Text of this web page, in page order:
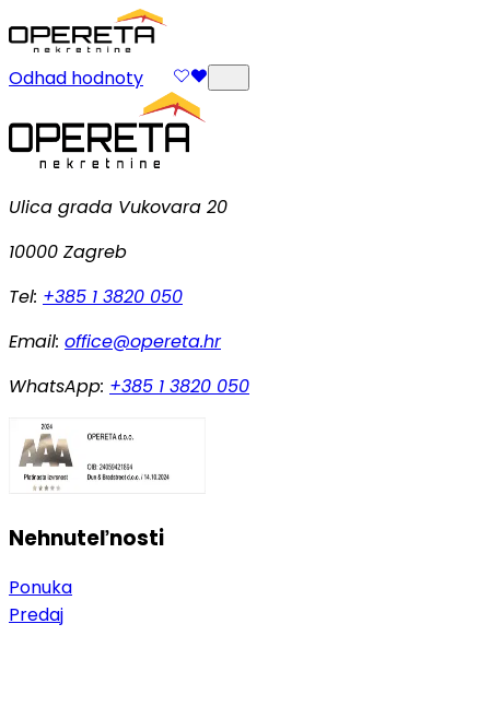
Odhad hodnoty
Ulica grada Vukovara 20
10000 Zagreb
Tel: +385 1 3820 050
Email: office@opereta.hr
WhatsApp: +385 1 3820 050
Nehnuteľnosti
Ponuka
Predaj